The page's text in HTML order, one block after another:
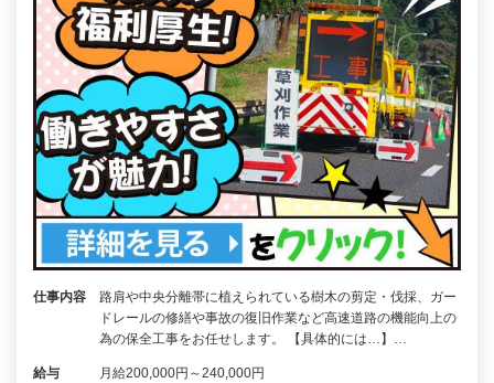
仕事内容
路肩や中央分離帯に植えられている樹木の剪定・伐採、ガー
ドレールの修繕や事故の復旧作業など高速道路の機能向上の
為の保全工事をお任せします。 【具体的には…】…
給与 月給200,000円～240,000円